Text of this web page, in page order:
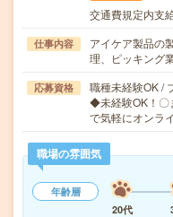
交通費規定内支
仕事内容
アイケア製品の
理、ピッキング
応募資格
職種未経験OK /
◆未経験OK！〇
で気軽にオンラ
職場の雰囲気
年齢層
20代